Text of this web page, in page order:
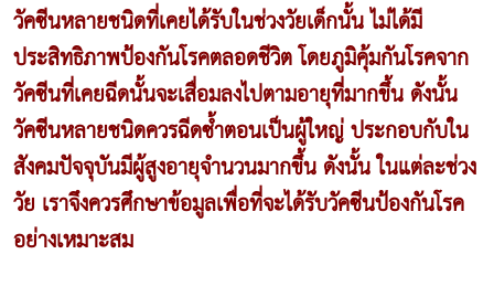
วัคซีนหลายชนิดที่เคยได้รับในช่วงวัยเด็กนั้น ไม่ได้มี
ประสิทธิภาพป้องกันโรคตลอดชีวิต โดยภูมิคุ้มกันโรคจาก
วัคซีนที่เคยฉีดนั้นจะเสื่อมลงไปตามอายุที่มากขึ้น ดังนั้น
วัคซีนหลายชนิดควรฉีดซ้ำตอนเป็นผู้ใหญ่ ประกอบกับใน
สังคมปัจจุบันมีผู้สูงอายุจำนวนมากขึ้น ดังนั้น ในแต่ละช่วง
วัย เราจึงควรศึกษาข้อมูลเพื่อที่จะได้รับวัคซีนป้องกันโรค
อย่างเหมาะสม